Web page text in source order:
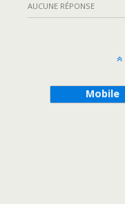
AUCUNE RÉPONSE
Mobile